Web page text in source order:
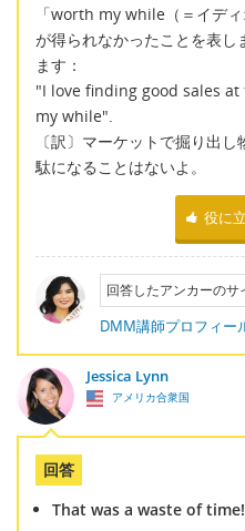
「worth my while（＝イデ
が得られなかったことを表し
ます：
"I love finding good sales
my while".
〔訳〕マーケットで掘り出
駄になることはないよ。
役に
回答したアンカーのサ
DMM講師プロフィー
Jessica Lynn
アメリカ合衆国
回答
That was a waste of time!